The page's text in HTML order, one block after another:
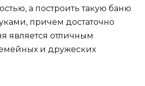
а построить такую баню
причем достаточно
является отличным
и дружеских